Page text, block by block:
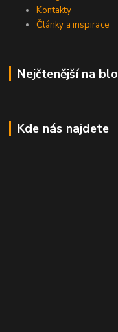
Kontakty
Články a inspirace
Nejčtenější na
Kde nás najdete